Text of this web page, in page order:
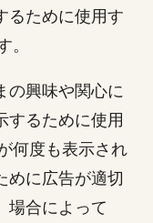
るために使用す
の興味や関心に
するために使用
何度も表示され
めに広告が適切
場合によって